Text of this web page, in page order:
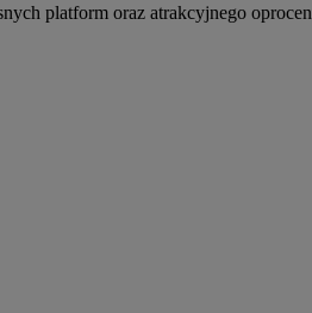
platform oraz atrakcyjnego